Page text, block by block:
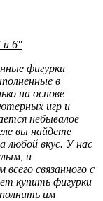
и 6"
фигурки
в
на основе
игр и
небывалое
вы найдете
любой вкус. У нас
и
связанного с
купить фигурки
им